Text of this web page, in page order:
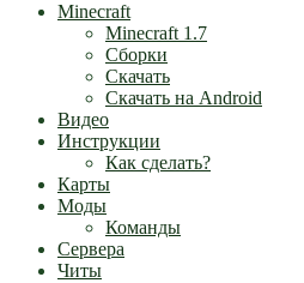
Minecraft
Minecraft 1.7
Сборки
Скачать
Скачать на Android
Видео
Инструкции
Как сделать?
Карты
Моды
Команды
Сервера
Читы